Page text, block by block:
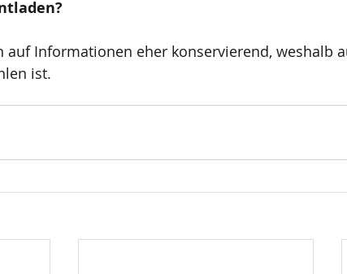
auf Informationen eher konservierend, weshalb
ist.